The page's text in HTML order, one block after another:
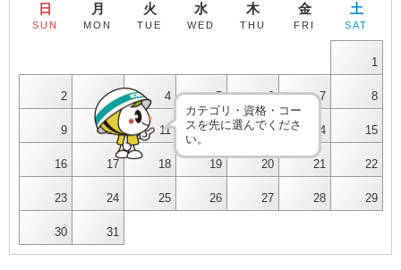
日
SUN
月
MON
火
TUE
水
WED
木
THU
金
FRI
土
SAT
1
2 3 4 5 6 7 8
9 10 11 12 13 14 15
16 17 18 19 20 21 22
23 24 25 26 27 28 29
30 31
カテゴリ・資格・コー
スを先に選んでくださ
い。